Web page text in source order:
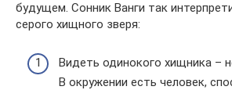
будущем. Сонник Ванги так
серого хищного зверя:
Видеть одинокого хищника –
В окружении есть человек,